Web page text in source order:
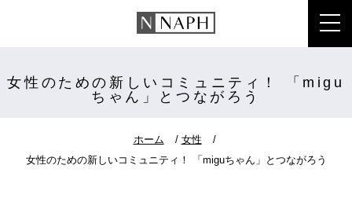
女性のための新しいコミュニティ！ 「migu
ちゃん」とつながろう
ホーム
女性
女性のための新しいコミュニティ！ 「miguちゃん」とつながろう